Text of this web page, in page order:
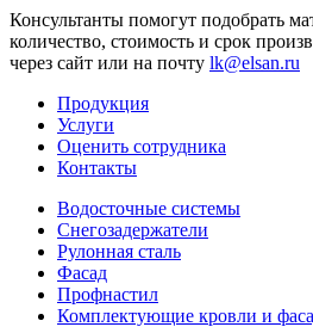
Консультанты помогут подобрать
количество, стоимость и срок
через сайт или на почту lk@elsan.ru
Продукция
Услуги
Оценить сотрудника
Контакты
Водосточные системы
Снегозадержатели
Рулонная сталь
Фасад
Профнастил
Комплектующие кровли и